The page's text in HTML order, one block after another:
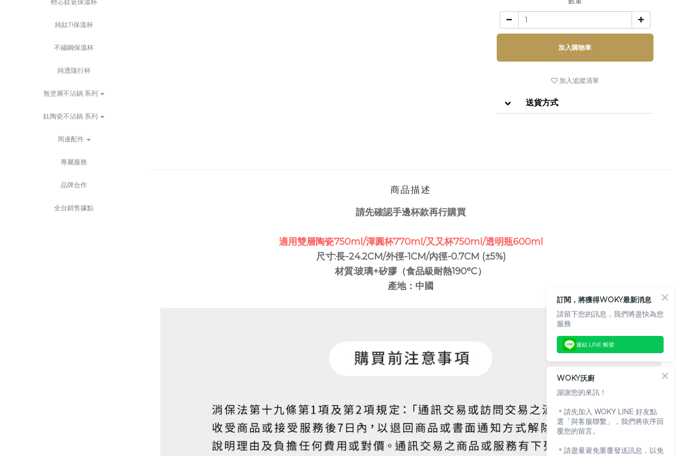
純鈦TI保溫杯
不鏽鋼保溫杯
純透隨行杯
無塗層不沾鍋 系列
鈦陶瓷不沾鍋 系列
周邊配件
專屬服務
品牌合作
全台銷售據點
加入購物車
加入追蹤清單
送貨方式
商品描述
請先確認手邊杯款再行購買
適用雙層陶瓷750ml/渾圓杯770ml/又又杯750ml/透明瓶600ml
尺寸:長-24.2CM/外徑-1CM/內徑-0.7CM (±5%)
材質:玻璃+矽膠（食品級耐熱190°C）
產地：中國
訂閱，將獲得WOKY最新消息
請留下您的訊息，我們將盡快為您
服務
連結 LINE 帳號
WOKY沃廚
謝謝您的來訊！
＊請先加入 WOKY LINE 好友點
選「與客服聯繫」，我們將依序回
覆您的留言。
＊請盡量避免重覆發送訊息，以免